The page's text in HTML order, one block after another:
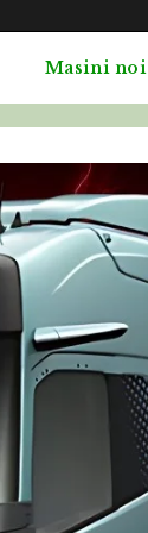
Masini noi